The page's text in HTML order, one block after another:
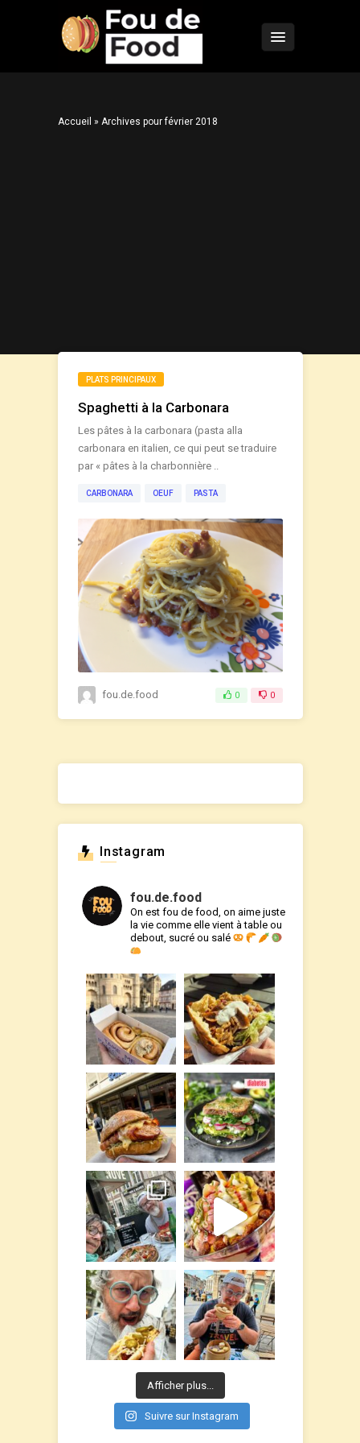
Accueil » Archives pour février 2018
PLATS PRINCIPAUX
Spaghetti à la Carbonara
Les pâtes à la carbonara (pasta alla
carbonara en italien, ce qui peut se traduire
par « pâtes à la charbonnière ..
CARBONARA OEUF PASTA
fou.de.food 0 0
Instagram
fou.de.food
On est fou de food, on aime juste
la vie comme elle vient à table ou
debout, sucré ou salé
Afficher plus...
Suivre sur Instagram